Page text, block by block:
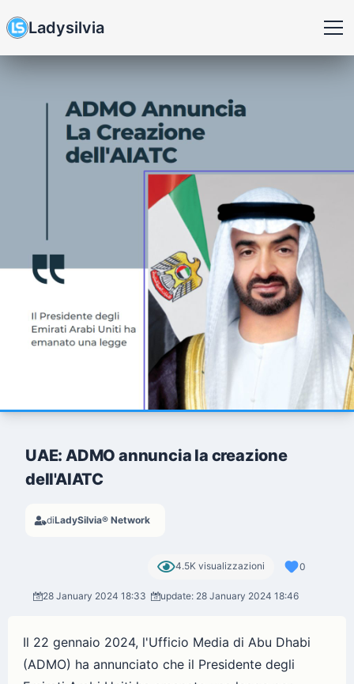
Ladysilvia
UAE: ADMO annuncia la creazione
dell'AIATC
diLadySilvia® Network
4.5K visualizzazioni 0
28 January 2024 18:33 update: 28 January 2024 18:46
Il 22 gennaio 2024, l'Ufficio Media di Abu Dhabi
(ADMO) ha annunciato che il Presidente degli